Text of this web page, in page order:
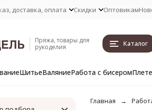
доставка, оплата Скидки Оптовикам
Пряжа, товары для
рукоделия
Каталог
ШитьеВаляниеРабота с бисером
Главная